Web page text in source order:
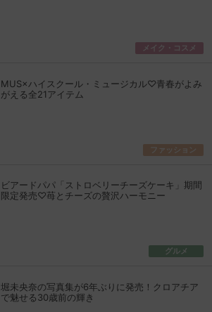
メイク・コスメ
MUS×ハイスクール・ミュージカル♡青春がよみ
がえる全21アイテム
ファッション
ビアードパパ「ストロベリーチーズケーキ」期間
限定発売♡苺とチーズの贅沢ハーモニー
グルメ
堀未央奈の写真集が6年ぶりに発売！クロアチア
で魅せる30歳前の輝き